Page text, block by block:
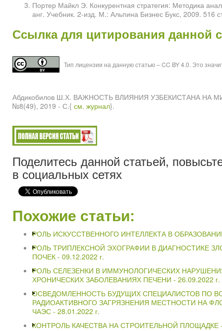
Портер Майкл Э. Конкурентная стратегия: Методика
анг. Учебник. 2-изд. М.: Альпина Бизнес Букс, 2009. 516
Ссылка для цитирования данной
Тип лицензии на данную статью – CC BY 4.0. Это
Абдикобилов Ш.Х. ВАЖНОСТЬ ВЛИЯНИЯ УЗБЕКИСТАНА НА
№8(49), 2019 - С.{ см. журнал}.
Поделитесь данной статьей,
в социальных сетях
Похожие статьи:
РОЛЬ ИСКУССТВЕННОГО ИНТЕЛЛЕКТА В
РОЛЬ ТРИПЛЕКСНОЙ ЭХОГРАФИИ В ДИАГНОСТИКЕ
ПОЧЕК - 09.12.2022 г.
РОЛЬ СЕЛЕЗЕНКИ В ИММУНОЛОГИЧЕСКИХ
ХРОНИЧЕСКИХ ЗАБОЛЕВАНИЯХ ПЕЧЕНИ - 26.09.2022 г.
ОСВЕДОМЛЕННОСТЬ БУДУЩИХ СПЕЦИАЛИСТОВ ПО
РАДИОАКТИВНОГО ЗАГРЯЗНЕНИЯ МЕСТНОСТИ НА
ЧАЭС - 28.01.2022 г.
КОНТРОЛЬ КАЧЕСТВА НА СТРОИТЕЛЬНОЙ ПЛОЩАДКЕ